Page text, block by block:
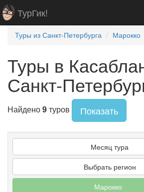
ТурГик!
Туры из Санкт-Петербурга Марокко
Туры в
Санкт-
Найдено9туров Показать
Месяц тура
Выбрать регион
Марокко